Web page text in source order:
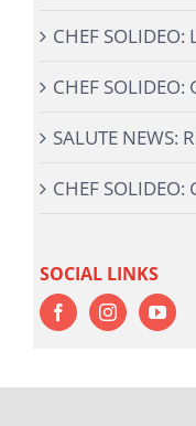
CHEF SOLIDEO:
CHEF SOLIDEO:
SALUTE NEWS:
CHEF SOLIDEO:
SOCIAL LINKS